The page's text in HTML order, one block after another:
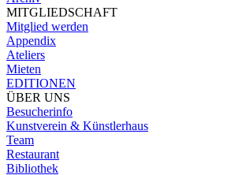
MITGLIEDSCHAFT
Mitglied werden
Appendix
Ateliers
Mieten
EDITIONEN
ÜBER UNS
Besucherinfo
Kunstverein & Künstlerhaus
Team
Restaurant
Bibliothek